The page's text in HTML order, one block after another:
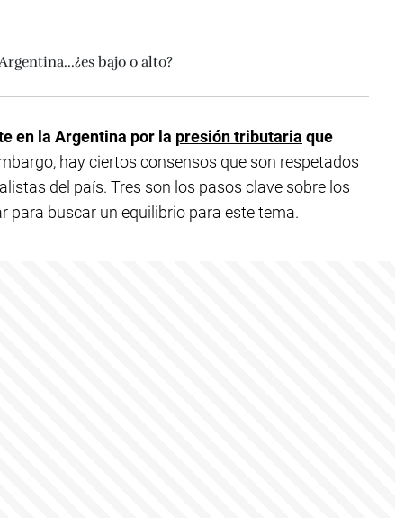
en la Argentina por la presión tributaria que
hay ciertos consensos que son respetados
del país. Tres son los pasos clave sobre los
para buscar un equilibrio para este tema.